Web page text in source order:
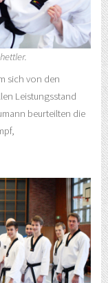
sich von den
Leistungsstand
beurteilten die